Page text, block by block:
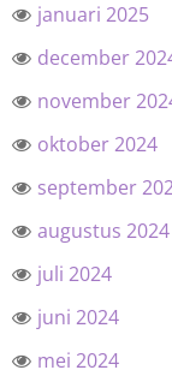
januari 2025
december
november
oktober 2024
september
augustus 2024
juli 2024
juni 2024
mei 2024